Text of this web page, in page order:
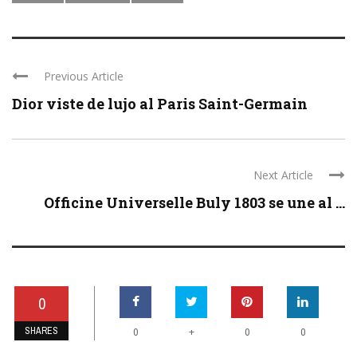
Previous Article
Dior viste de lujo al Paris Saint-Germain
Next Article
Officine Universelle Buly 1803 se une al ...
0
SHARES 0 + 0 0